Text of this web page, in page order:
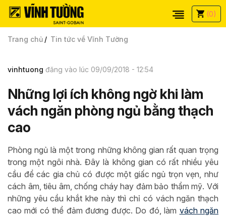
(0)
Trang chủ Tin tức về Vĩnh Tường
vinhtuong đăng vào lúc 09/09/2018 - 12:54
Những lợi ích không ngờ khi làm
vách ngăn phòng ngủ bằng thạch
cao
Phòng ngủ là một trong những không gian rất quan trọng
trong một ngôi nhà. Đây là không gian có rất nhiều yêu
cầu để các gia chủ có được một giấc ngủ trọn vẹn, như
cách âm, tiêu âm, chống cháy hay đảm bảo thẩm mỹ. Với
những yêu cầu khắt khe này thì chỉ có vách ngăn thạch
cao mới có thể đảm đương được. Do đó, làm vách ngăn